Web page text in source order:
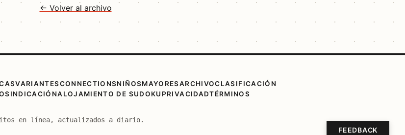
← Volver al archivo
VARIANTESCONNECTIONSNIÑOSMAYORESARCHIVOCLASIFICACIÓN
SINDICACIÓNALOJAMIENTO DE SUDOKU PRIVACIDADTÉRMINOS
en línea, actualizados a diario.
FEEDBACK